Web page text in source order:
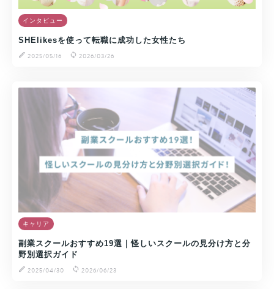
インタビュー
SHElikesを使って転職に成功した女性たち
2025/05/16
2026/03/26
キャリア
副業スクールおすすめ19選｜怪しいスクールの見分け方と分
野別選択ガイド
2025/04/30
2026/06/23